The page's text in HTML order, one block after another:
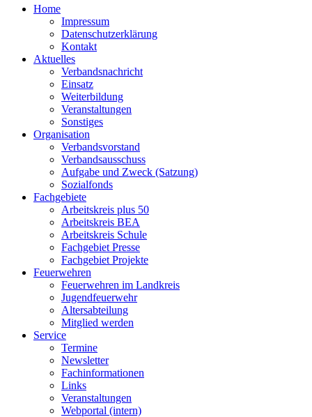
Home
Impressum
Datenschutzerklärung
Kontakt
Aktuelles
Verbandsnachricht
Einsatz
Weiterbildung
Veranstaltungen
Sonstiges
Organisation
Verbandsvorstand
Verbandsausschuss
Aufgabe und Zweck (Satzung)
Sozialfonds
Fachgebiete
Arbeitskreis plus 50
Arbeitskreis BEA
Arbeitskreis Schule
Fachgebiet Presse
Fachgebiet Projekte
Feuerwehren
Feuerwehren im Landkreis
Jugendfeuerwehr
Altersabteilung
Mitglied werden
Service
Termine
Newsletter
Fachinformationen
Links
Veranstaltungen
Webportal (intern)